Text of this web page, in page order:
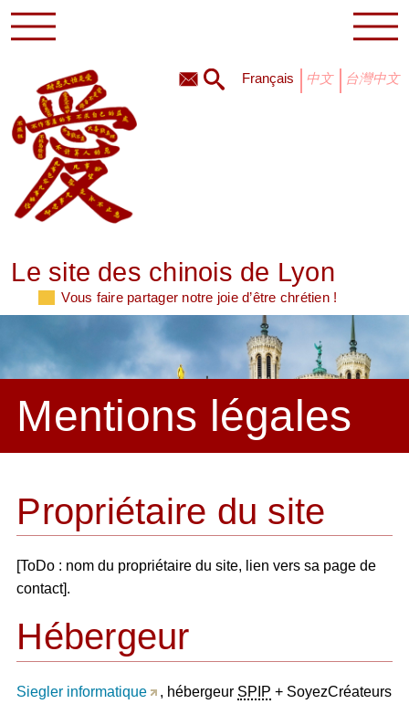
français 中文 台灣中文
Le site des chinois de Lyon
Vous faire partager notre joie d’être chrétien !
Mentions légales
Propriétaire du site
[ToDo : nom du propriétaire du site, lien vers sa page de
contact].
Hébergeur
Siegler informatique , hébergeur SPIP + SoyezCréateurs